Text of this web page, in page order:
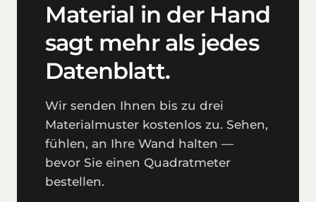
Material in der Hand
sagt mehr als jedes
Datenblatt.
Wir senden Ihnen bis zu drei
Material­muster kostenlos zu. Sehen,
fühlen, an Ihre Wand halten —
bevor Sie einen Quadrat­meter
bestellen.